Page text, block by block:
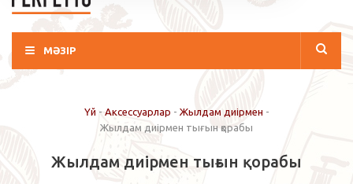
МӘЗІР
Үй - Аксессуарлар - Жылдам диірмен -
Жылдам диірмен тығын қорабы
Жылдам диірмен тығын қорабы